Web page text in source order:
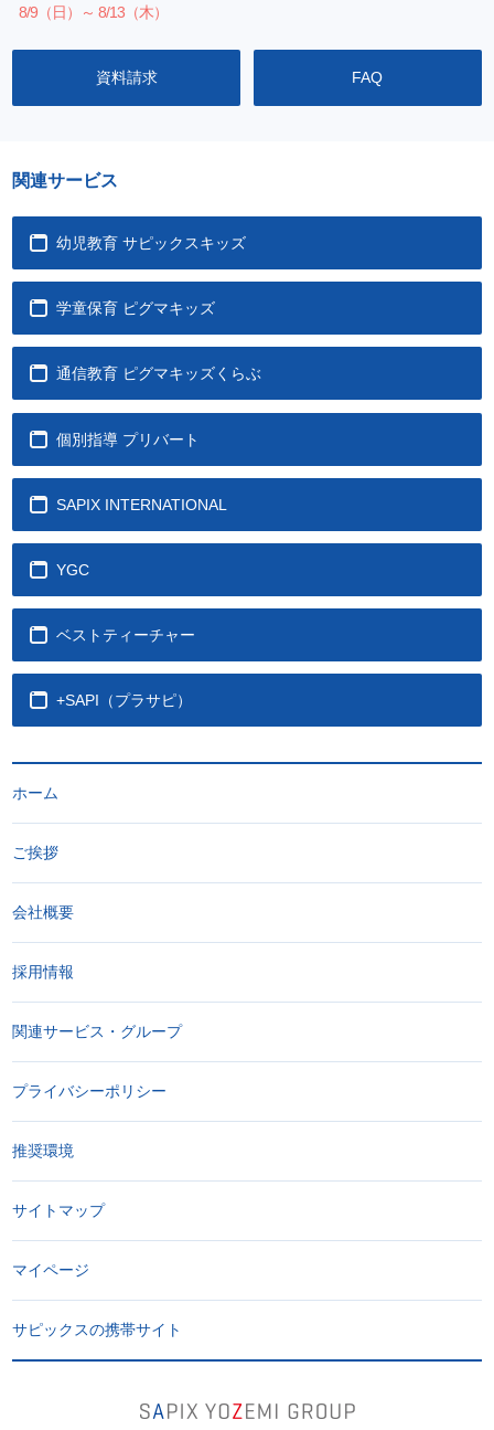
8/9（日）～ 8/13（木）
資料請求 FAQ
関連サービス
幼児教育 サピックスキッズ
学童保育 ピグマキッズ
通信教育 ピグマキッズくらぶ
個別指導 プリバート
SAPIX INTERNATIONAL
YGC
ベストティーチャー
+SAPI（プラサピ）
ホーム
ご挨拶
会社概要
採用情報
関連サービス・グループ
プライバシーポリシー
推奨環境
サイトマップ
マイページ
サピックスの携帯サイト